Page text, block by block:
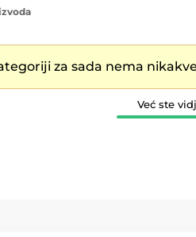
za sada nema
Već ste